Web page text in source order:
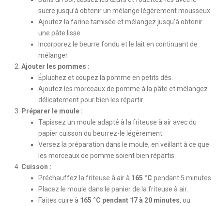
sucre jusqu’à obtenir un mélange légèrement mousseux.
Ajoutez la farine tamisée et mélangez jusqu’à obtenir
une pâte lisse.
Incorporez le beurre fondu et le lait en continuant de
mélanger.
Ajouter les pommes :
Épluchez et coupez la pomme en petits dés.
Ajoutez les morceaux de pomme à la pâte et mélangez
délicatement pour bien les répartir.
Préparer le moule :
Tapissez un moule adapté à la friteuse à air avec du
papier cuisson ou beurrez-le légèrement.
Versez la préparation dans le moule, en veillant à ce que
les morceaux de pomme soient bien répartis.
Cuisson :
Préchauffez la friteuse à air à 165 °C pendant 5 minutes.
Placez le moule dans le panier de la friteuse à air.
Faites cuire à 165 °C pendant 17 à 20 minutes, ou